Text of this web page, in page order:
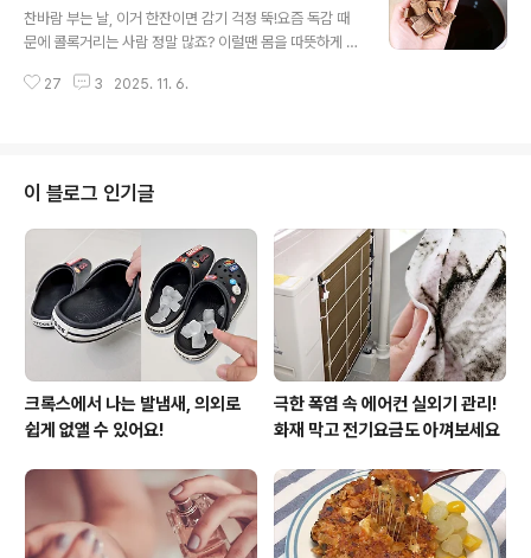
파마산치즈가루 준비했어요. 말랑한 가래떡을 한입 크기로
썰어주세요. 너무 작게 자르면 금방 타니까 4~5cm정도가
려가며 노릇하게 구워주세요. 겉은 살짝 바삭, 속은 쫀득하
찬바람 부는 날, 이거 한잔이면 감기 걱정 뚝!요즘 독감 때
문에 콜록거리는 사람 정말 많죠? 이럴땐 몸을 따뜻하게 덥
있으니까 오늘은 감기 예방용으로 딱 좋은 따뜻한 뱅쇼를
인은 가성비 좋은 저렴한걸로 쓰시고요. 과일은 냉장고에
있는거 아무거나 OK. 자몽, 오렌지, 유자도 잘 어울려요.
과일 손질부터~ 껍질째 넣을거니까 깨끗이 씻어서 큼직하
게 썰어요. 씨는 쓴맛이 나니까 꼭 빼주세요. 냄비에 와인
한병을 통째로 봇고, 손질한 과일이랑..
27 3 2025. 11. 6.
이 블로그 인기글
크록스에서 나는 발냄새, 의외로
쉽게 없앨 수 있어요!
극한 폭염 속 에어컨 실외기 관리!
화재 막고 전기요금도 아껴보세요